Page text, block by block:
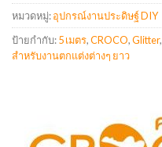
หมวดหมู่:อุปกรณ์งานประดิษฐ์ DIY
ป้ายกำกับ:5 เมตร,CROCO,Glitter,
สำหรับงานตกแต่งต่างๆ ยาว